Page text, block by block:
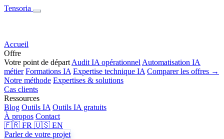
Tensoria
Accueil
Offre
Votre point de départ Audit IA opérationnel Automatisation IA
métier Formations IA Expertise technique IA Comparer les offres →
Notre méthode Expertises & solutions
Cas clients
Ressources
Blog Outils IA Outils IA gratuits
À propos Contact
🇫🇷 FR 🇺🇸 EN
Parler de votre projet